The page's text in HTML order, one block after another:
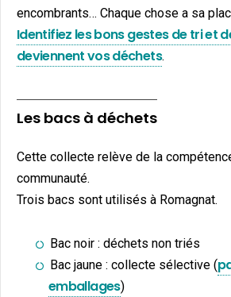
encombrants… Chaque chose a sa
Identifiez les bons gestes de tri et
deviennent vos déchets.
Les bacs à déchets
Cette collecte relève de la
communauté.
Trois bacs sont utilisés à Romagnat.
Bac noir : déchets non triés
Bac jaune : collecte sélective (
emballages)